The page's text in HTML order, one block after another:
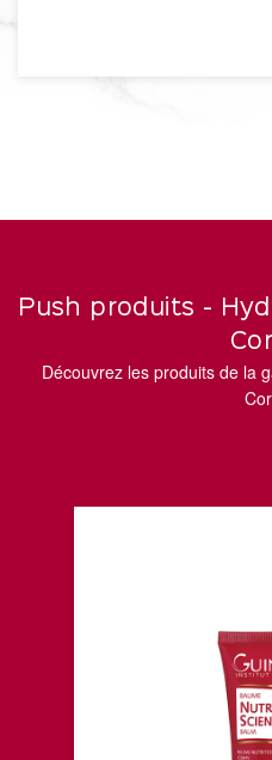
Push produits -
Découvrez les produits de la